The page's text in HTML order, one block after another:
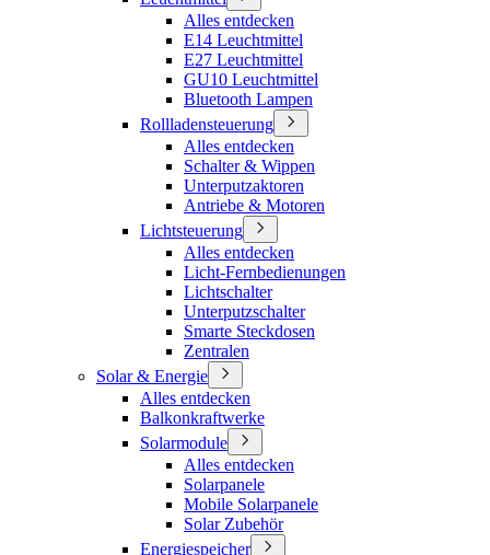
Alles entdecken
E14 Leuchtmittel
E27 Leuchtmittel
GU10 Leuchtmittel
Bluetooth Lampen
Rollladensteuerung
Alles entdecken
Schalter & Wippen
Unterputzaktoren
Antriebe & Motoren
Lichtsteuerung
Alles entdecken
Licht-Fernbedienungen
Lichtschalter
Unterputzschalter
Smarte Steckdosen
Zentralen
Solar & Energie
Alles entdecken
Balkonkraftwerke
Solarmodule
Alles entdecken
Solarpanele
Mobile Solarpanele
Solar Zubehör
Energiespeicher